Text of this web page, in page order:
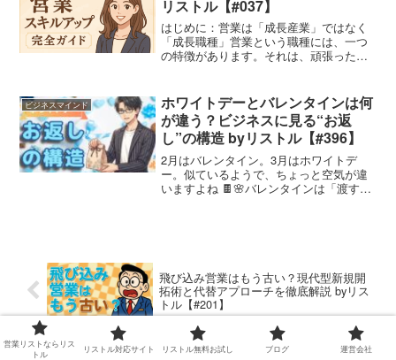
リストル【#037】
はじめに：営業は「成長産業」ではなく
「成長職種」営業という職種には、一つ
の特徴があります。それは、頑張った量
正しくなければ空回りします。しかし、
正しい方向で営業スキルを...
ビジネスマインド
ホワイトデーとバレンタインは何
が違う？ビジネスに見る“お返
し”の構造 byリストル【#396】
2月はバレンタイン。3月はホワイトデ
ー。似ているようで、ちょっと空気が違
いますよね 🍫🌸バレンタインは「渡す
飛び込み営業はもう古い？現代型新規開
拓術と代替アプローチを徹底解説 byリス
トル【#201】
SNSマーケティング成功事例5選｜Z世代
営業リストならリス
トル
リストル対応サイト リストル無料お試し ブログ 運営会社